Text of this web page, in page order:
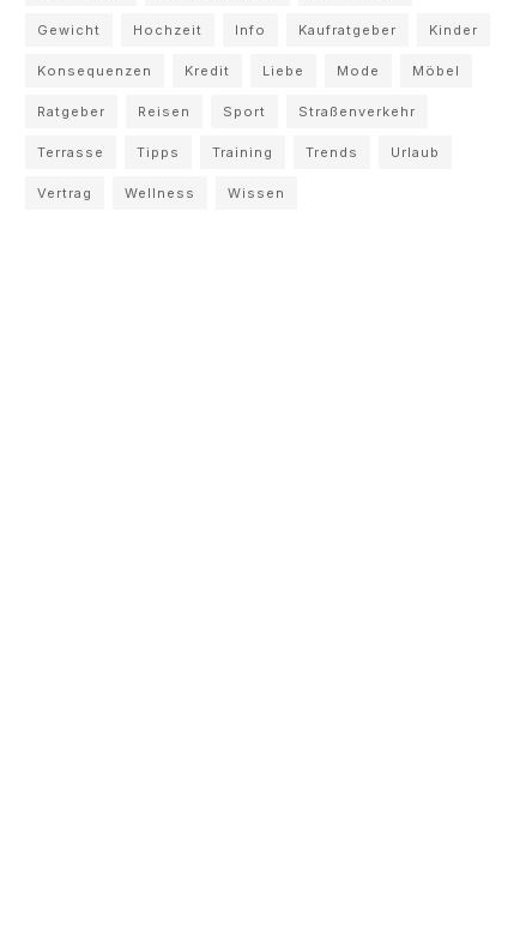
Gewicht Hochzeit Info Kaufratgeber Kinder
Konsequenzen Kredit Liebe Mode Möbel
Ratgeber Reisen Sport Straßenverkehr
Terrasse Tipps Training Trends Urlaub
Vertrag Wellness Wissen